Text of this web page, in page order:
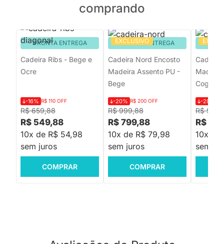
comprando
PRONTA ENTREGA
Cadeira Ribs - Bege e
Ocre
R$ 659,88
-16% R$ 110 OFF
R$ 549,88
10x de R$ 54,98
sem juros
COMPRAR
EXCLUSIVO
PRONTA ENTREGA
Cadeira Nord Encosto
Madeira Assento PU -
Bege
R$ 999,88
-20% R$ 200 OFF
R$ 799,88
10x de R$ 79,98
sem juros
COMPRAR
Cadeira
Cognac
R$
-20%
R$
10x de
sem